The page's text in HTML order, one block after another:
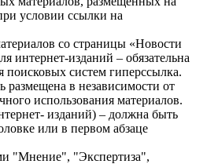
условии ссылки на
со страницы «Новости
интернет-изданий – обязательна
поисковых систем гиперссылка.
в независимости от
использования материалов.
изданий) – должна быть
или в первом абзаце
"Мнение", "Экспертиза",